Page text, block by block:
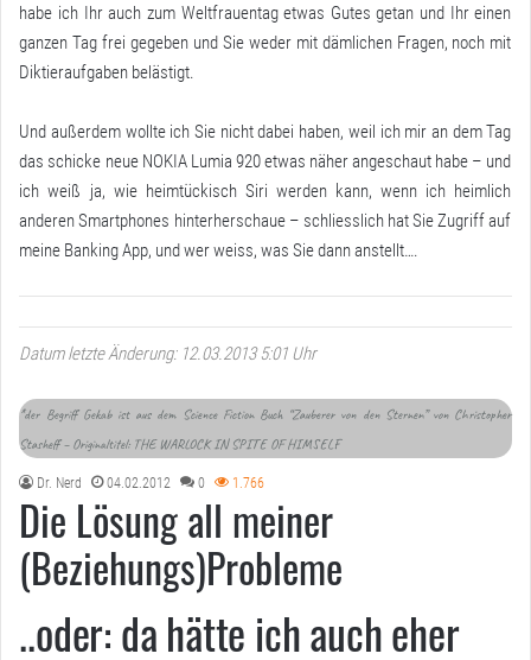
habe ich Ihr auch zum Weltfrauentag etwas Gutes getan und Ihr einen
ganzen Tag frei gegeben und Sie weder mit dämlichen Fragen, noch mit
Diktieraufgaben belästigt.
Und außerdem wollte ich Sie nicht dabei haben, weil ich mir an dem Tag
das schicke neue NOKIA Lumia 920 etwas näher angeschaut habe – und
ich weiß ja, wie heimtückisch Siri werden kann, wenn ich heimlich
anderen Smartphones hinterherschaue – schliesslich hat Sie Zugriff auf
meine Banking App, und wer weiss, was Sie dann anstellt….
Datum letzte Änderung: 12.03.2013 5:01 Uhr
*der Begriff Gekab ist aus dem Science Fiction Buch “Zauberer von den Sternen” von Christopher
Stasheff – Originaltitel: THE WARLOCK IN SPITE OF HIMSELF
Dr. Nerd 04.02.2012 0 1.766
Die Lösung all meiner
(Beziehungs)Probleme
..oder: da hätte ich auch eher